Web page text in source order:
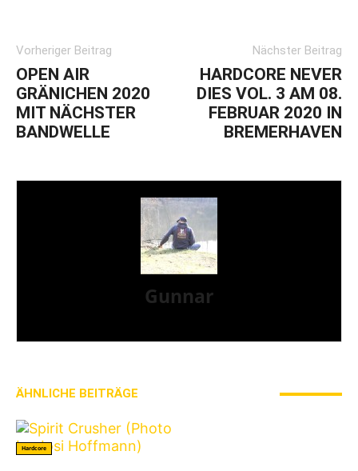
Vorheriger Beitrag
OPEN AIR
GRÄNICHEN 2020
MIT NÄCHSTER
BANDWELLE
Nächster Beitrag
HARDCORE NEVER
DIES VOL. 3 AM 08.
FEBRUAR 2020 IN
BREMERHAVEN
Gunnar
ÄHNLICHE BEITRÄGE
Hardcore